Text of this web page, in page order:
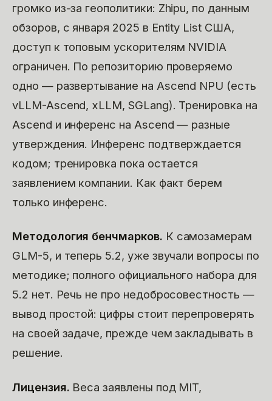
громко из-за геополитики: Zhipu, по данным
обзоров, с января 2025 в Entity List США,
доступ к топовым ускорителям NVIDIA
ограничен. По репозиторию проверяемо
одно — развертывание на Ascend NPU (есть
vLLM-Ascend, xLLM, SGLang). Тренировка на
Ascend и инференс на Ascend — разные
утверждения. Инференс подтверждается
кодом; тренировка пока остается
заявлением компании. Как факт берем
только инференс.
Методология бенчмарков. К самозамерам
GLM-5, и теперь 5.2, уже звучали вопросы по
методике; полного официального набора для
5.2 нет. Речь не про недобросовестность —
вывод простой: цифры стоит перепроверять
на своей задаче, прежде чем закладывать в
решение.
Лицензия. Веса заявлены под MIT,